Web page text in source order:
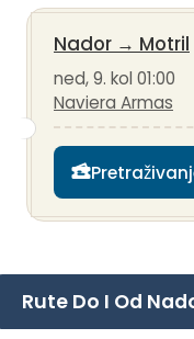
Nador → Motril
ned, 9. kol 01:00
Naviera Armas
Rute Do I Od